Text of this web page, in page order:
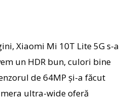
Xiaomi Mi 10T Lite 5G s-a
un HDR bun, culori bine
de 64MP și-a făcut
ultra-wide oferă